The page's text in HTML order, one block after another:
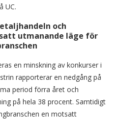
UC.
och
utmanande läge för
en minskning av konkurser i
rapporterar en nedgång på
period förra året och
på hela 38 procent. Samtidigt
en motsatt